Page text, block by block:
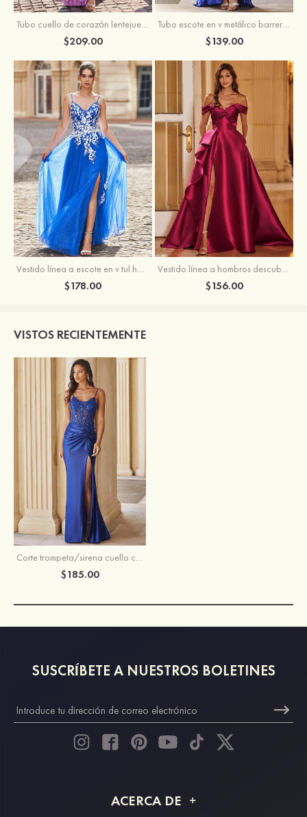
Tubo cuello de corazón lentejuelas barrer tren vestido de graduación
$209.00
Tubo escote en v metálico barrer tren vestido de graduación
$139.00
Vestido línea a escote en v tul hasta el suelo vestido de graduación
$178.00
Vestido línea a hombros descubiertos satén barrer tren vestido de graduación
$156.00
VISTOS RECIENTEMENTE
$185.00
SUSCRÍBETE A NUESTROS BOLETINES
ACERCA DE